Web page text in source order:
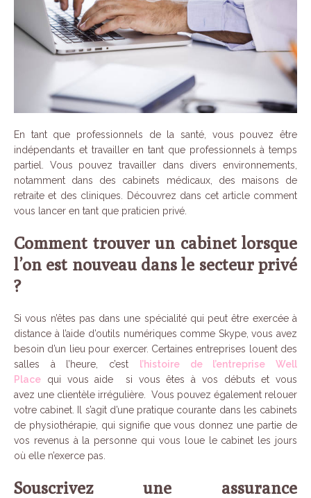
En tant que professionnels de la santé, vous pouvez être
indépendants et travailler en tant que professionnels à temps
partiel. Vous pouvez travailler dans divers environnements,
notamment dans des cabinets médicaux, des maisons de
retraite et des cliniques. Découvrez dans cet article comment
vous lancer en tant que praticien privé.
Comment trouver un cabinet lorsque
l’on est nouveau dans le secteur privé
?
Si vous n’êtes pas dans une spécialité qui peut être exercée à
distance à l’aide d’outils numériques comme Skype, vous avez
besoin d’un lieu pour exercer. Certaines entreprises louent des
salles à l’heure, c’est
l’histoire de l’entreprise Well
Place qui vous aide si vous êtes à vos débuts et vous
avez une clientèle irrégulière. Vous pouvez également relouer
votre cabinet. Il s’agit d’une pratique courante dans les cabinets
de physiothérapie, qui signifie que vous donnez une partie de
vos revenus à la personne qui vous loue le cabinet les jours
où elle n’exerce pas.
Souscrivez une assurance